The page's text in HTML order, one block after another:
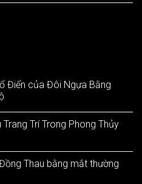
Điển của Đôi Ngựa Bằng
Trí Trong Phong Thủy
Thau bằng mắt thường